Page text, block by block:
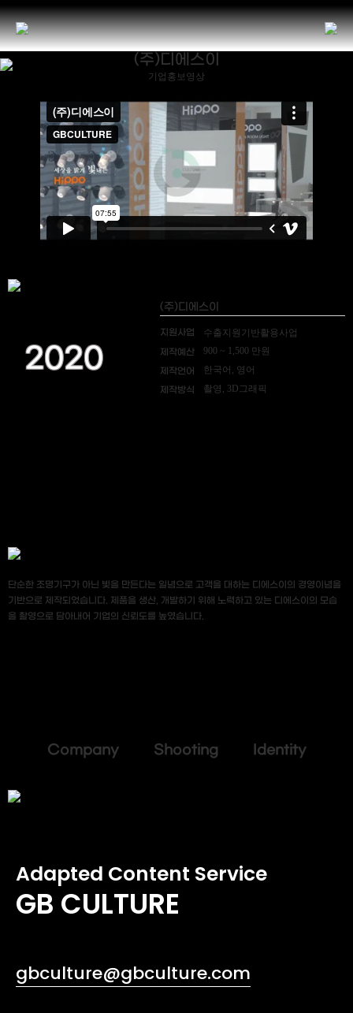
(주)디에스이
기업홍보영상
2020
(주)디에스이
지원사업 수출지원기반활용사업
제작예산 900 ~ 1,500 만원
제작언어 한국어, 영어
제작방식 촬영, 3D그래픽
단순한 조명기구가 아닌 빛을 만든다는 일념으로 고객을 대하는 디에스이의 경영이념을
기반으로 제작되었습니다. 제품을 생산, 개발하기 위해 노력하고 있는 디에스이의 모습
을 촬영으로 담아내어 기업의 신뢰도를 높였습니다.
Company Shooting Identity
Adapted Content Service
GB CULTURE
gbculture@gbculture.com